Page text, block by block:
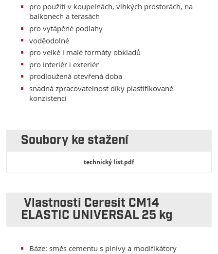
pro použití v koupelnách, vlhkých prostorách, na
balkonech a terasách
pro vytápěné podlahy
voděodolné
pro velké i malé formáty obkladů
pro interiér i exteriér
prodloužená otevřená doba
snadná zpracovatelnost díky plastifikované
konzistenci
Soubory ke stažení
technický list.pdf
Vlastnosti Ceresit CM14
ELASTIC UNIVERSAL 25 kg
Báze: směs cementu s plnivy a modifikátory